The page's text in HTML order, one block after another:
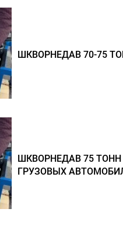
ШКВОРНЕДАВ 70-75
ШКВОРНЕДАВ 75
ГРУЗОВЫХ